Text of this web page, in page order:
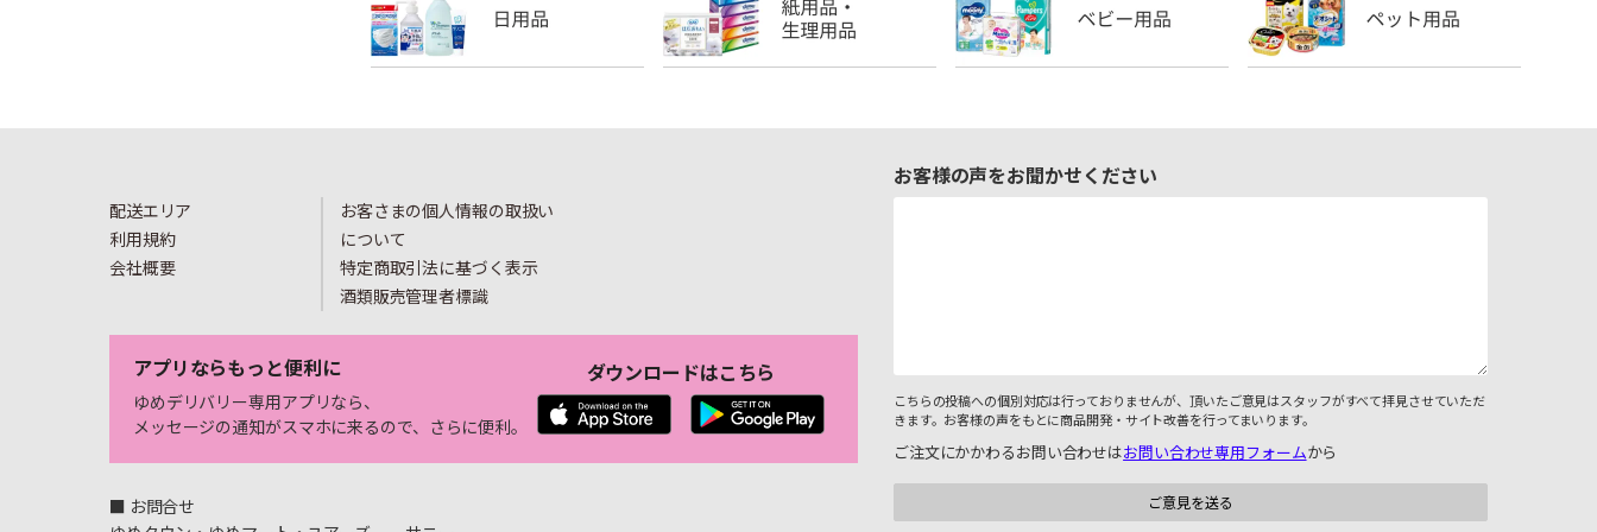
配送エリア
利用規約
会社概要
お客さまの個人情報の取扱い
について
特定商取引法に基づく表示
酒類販売管理者標識
アプリならもっと便利に
ゆめデリバリー専用アプリなら、
メッセージの通知がスマホに来るので、さらに便利。
ダウンロードはこちら
■ お問合せ
お客様の声をお聞かせください
こちらの投稿への個別対応は行っておりませんが、頂いたご意見はスタッフがすべて拝見させていただ
きます。お客様の声をもとに商品開発・サイト改善を行ってまいります。
ご注文にかかわるお問い合わせはお問い合わせ専用フォームから